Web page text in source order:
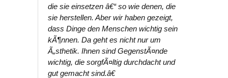
die sie einsetzen â€“ so wie denen, die
sie herstellen. Aber wir haben gezeigt,
dass Dinge den Menschen wichtig sein
kÃ¶nnen. Da geht es nicht nur um
Ã„sthetik. Ihnen sind GegenstÃ¤nde
wichtig, die sorgfÃ¤ltig durchdacht und
gut gemacht sind.â€